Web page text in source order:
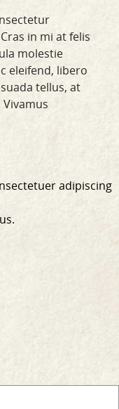
in mi at felis
molestie
eleifend, libero
tellus, at
adipiscing